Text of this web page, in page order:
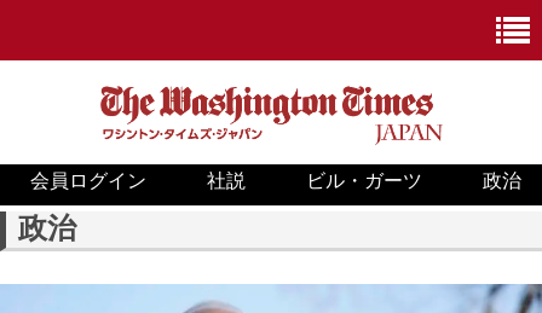
ニュース
会員ログイン 社説 ビル・ガーツ 政治
政治